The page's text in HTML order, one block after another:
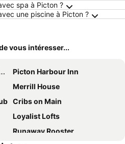
spa à Picton ?
une piscine à Picton ?
vous intéresser...
Picton Harbour Inn
Merrill House
Cribs on Main
Loyalist Lofts
Runaway Rooster